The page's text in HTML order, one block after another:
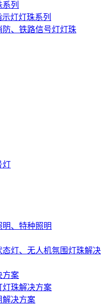
列
灯灯珠系列
、铁路信号灯灯珠
灯
、特种照明
灯、无人机氛围灯珠解决
方案
灯珠解决方案
解决方案